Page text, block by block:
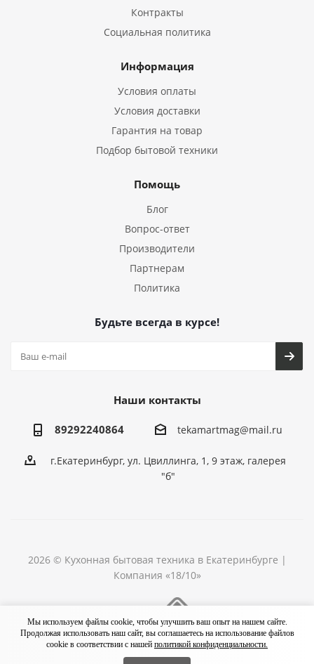
Контракты
Социальная политика
Информация
Условия оплаты
Условия доставки
Гарантия на товар
Подбор бытовой техники
Помощь
Блог
Вопрос-ответ
Производители
Партнерам
Политика
Будьте всегда в курсе!
Наши контакты
89292240864 tekamartmag@mail.ru
г.Екатеринбург, ул. Цвиллинга, 1, 9 этаж, галерея
"б"
2026 © Кухонная бытовая техника в Екатеринбурге |
Компания «18/10»
Мы используем файлы cookie, чтобы улучшить ваш опыт на нашем сайте.
Продолжая использовать наш сайт, вы соглашаетесь на использование файлов
cookie в соответствии с нашей политикой конфиденциальности.